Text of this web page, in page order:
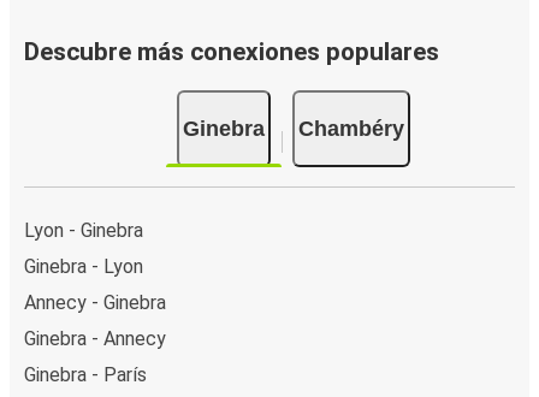
Descubre más conexiones populares
Ginebra Chambéry
Lyon - Ginebra
Ginebra - Lyon
Annecy - Ginebra
Ginebra - Annecy
Ginebra - París